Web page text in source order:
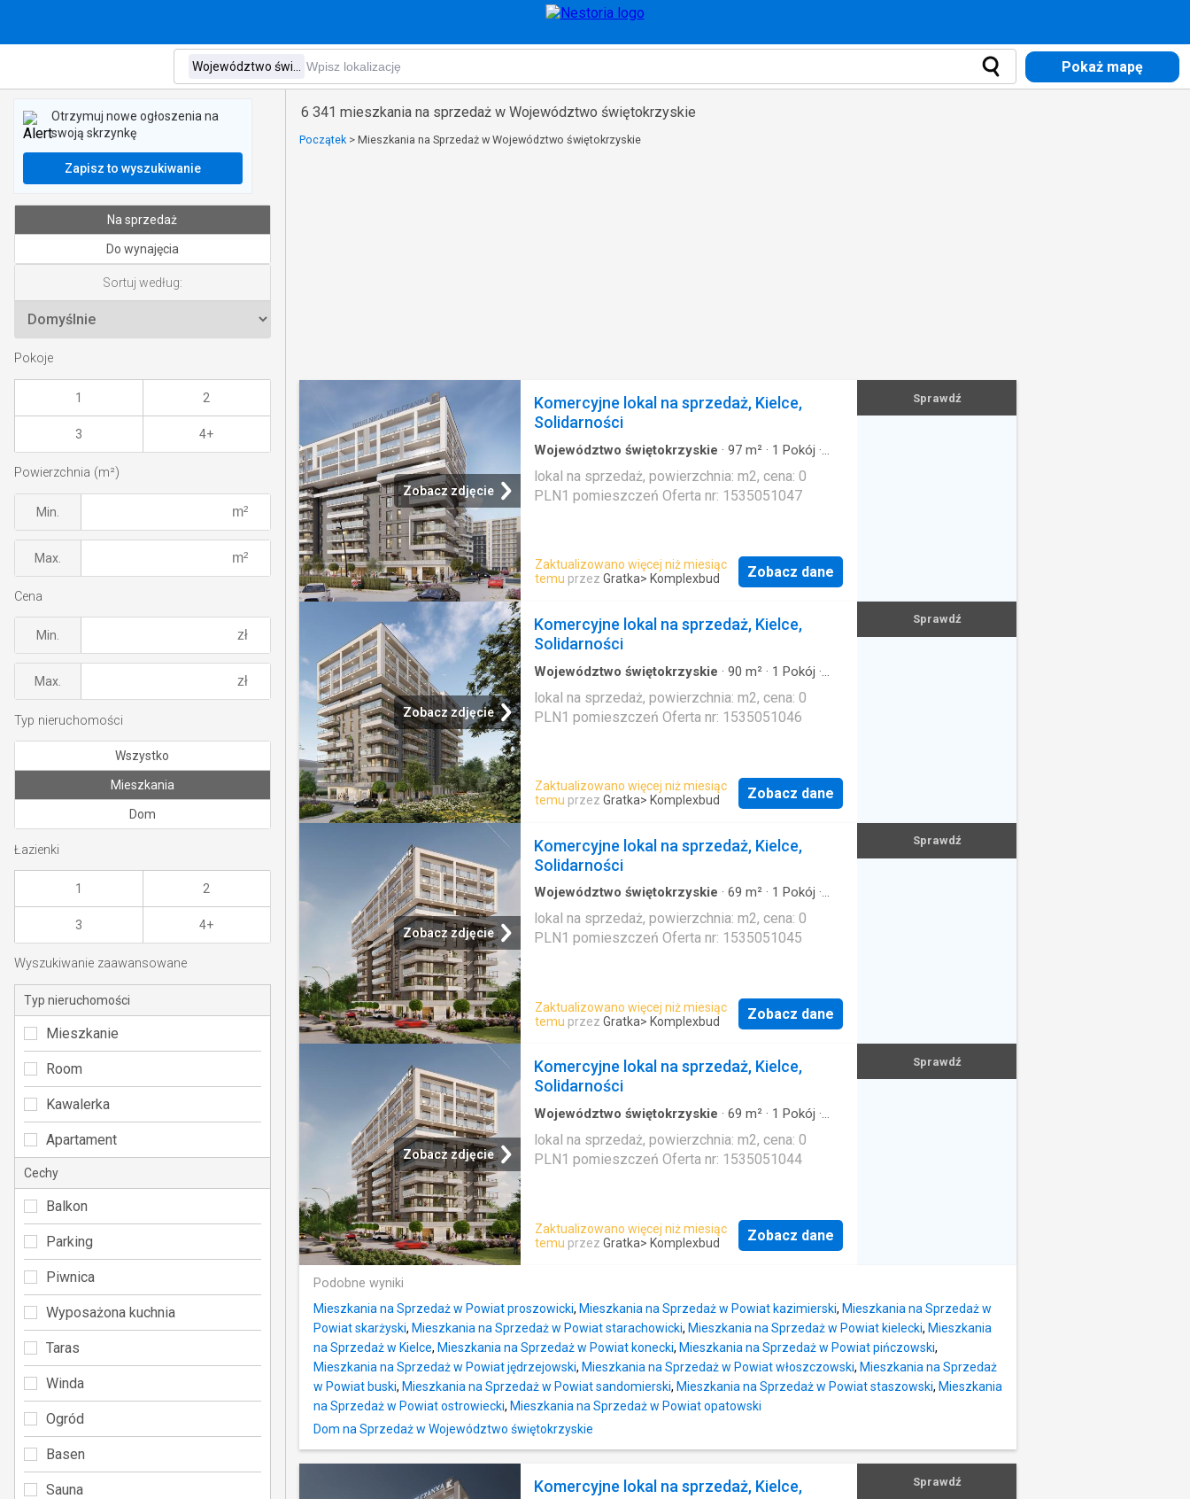
Pokaż mapę
6 341 mieszkania na sprzedaż w Województwo świętokrzyskie
Początek > Mieszkania na Sprzedaż w Województwo świętokrzyskie
Zobacz zdjęcie
Komercyjne lokal na sprzedaż, Kielce,
Solidarności
Województwo świętokrzyskie · 97 m² · 1 Pokój ·
lokal na sprzedaż, powierzchnia: m2, cena: 0
PLN1 pomieszczeń Oferta nr: 1535051047
Zaktualizowano więcej niż miesiąc
temu przez Gratka> Komplexbud Zobacz dane
Sprawdź
Zobacz zdjęcie
Komercyjne lokal na sprzedaż, Kielce,
Solidarności
Województwo świętokrzyskie · 90 m² · 1 Pokój ·
lokal na sprzedaż, powierzchnia: m2, cena: 0
PLN1 pomieszczeń Oferta nr: 1535051046
Zaktualizowano więcej niż miesiąc
temu przez Gratka> Komplexbud Zobacz dane
Sprawdź
Zobacz zdjęcie
Komercyjne lokal na sprzedaż, Kielce,
Solidarności
Województwo świętokrzyskie · 69 m² · 1 Pokój ·
lokal na sprzedaż, powierzchnia: m2, cena: 0
PLN1 pomieszczeń Oferta nr: 1535051045
Zaktualizowano więcej niż miesiąc
temu przez Gratka> Komplexbud Zobacz dane
Sprawdź
Zobacz zdjęcie
Komercyjne lokal na sprzedaż, Kielce,
Solidarności
Województwo świętokrzyskie · 69 m² · 1 Pokój ·
lokal na sprzedaż, powierzchnia: m2, cena: 0
PLN1 pomieszczeń Oferta nr: 1535051044
Zaktualizowano więcej niż miesiąc
temu przez Gratka> Komplexbud Zobacz dane
Sprawdź
Podobne wyniki
Mieszkania na Sprzedaż w Powiat proszowicki, Mieszkania na Sprzedaż w Powiat kazimierski, Mieszkania na Sprzedaż w
Powiat skarżyski, Mieszkania na Sprzedaż w Powiat starachowicki, Mieszkania na Sprzedaż w Powiat kielecki, Mieszkania
na Sprzedaż w Kielce, Mieszkania na Sprzedaż w Powiat konecki, Mieszkania na Sprzedaż w Powiat pińczowski,
Mieszkania na Sprzedaż w Powiat jędrzejowski, Mieszkania na Sprzedaż w Powiat włoszczowski, Mieszkania na Sprzedaż
w Powiat buski, Mieszkania na Sprzedaż w Powiat sandomierski, Mieszkania na Sprzedaż w Powiat staszowski, Mieszkania
na Sprzedaż w Powiat ostrowiecki, Mieszkania na Sprzedaż w Powiat opatowski
Dom na Sprzedaż w Województwo świętokrzyskie
Komercyjne lokal na sprzedaż, Kielce,
Sprawdź
Otrzymuj nowe ogłoszenia na
swoją skrzynkę
Zapisz to wyszukiwanie
Na sprzedaż
Do wynajęcia
Sortuj według:
Pokoje
1 2
3 4+
Powierzchnia (m²)
Min.
Max.
Cena
Min.
Max.
Typ nieruchomości
Wszystko
Mieszkania
Dom
Łazienki
1 2
3 4+
Wyszukiwanie zaawansowane
Typ nieruchomości
Mieszkanie
Room
Kawalerka
Apartament
Cechy
Balkon
Parking
Piwnica
Wyposażona kuchnia
Taras
Winda
Ogród
Basen
Sauna